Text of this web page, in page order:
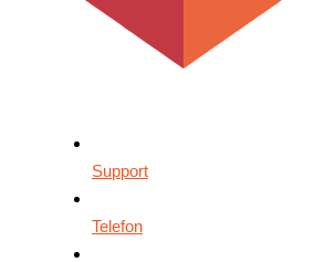
Support
Telefon